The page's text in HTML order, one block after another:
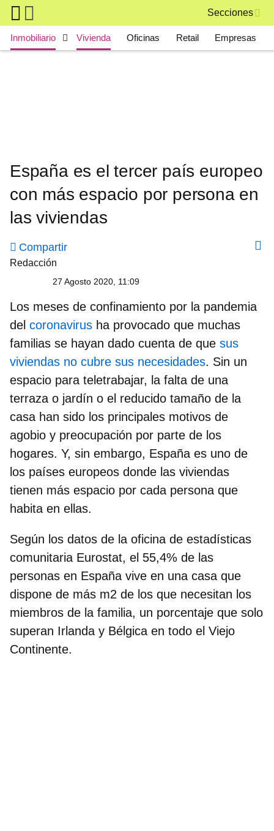
Skip to main content
Secciones
Main navigation
Inmobiliario Vivienda Oficinas Retail Empresas
España es el tercer país europeo
con más espacio por persona en
las viviendas
Compartir
Redacción
27 Agosto 2020, 11:09
Los meses de confinamiento por la pandemia
del coronavirus ha provocado que muchas
familias se hayan dado cuenta de que sus
viviendas no cubre sus necesidades. Sin un
espacio para teletrabajar, la falta de una
terraza o jardín o el reducido tamaño de la
casa han sido los principales motivos de
agobio y preocupación por parte de los
hogares. Y, sin embargo, España es uno de
los países europeos donde las viviendas
tienen más espacio por cada persona que
habita en ellas.
Según los datos de la oficina de estadísticas
comunitaria Eurostat, el 55,4% de las
personas en España vive en una casa que
dispone de más m2 de los que necesitan los
miembros de la familia, un porcentaje que solo
superan Irlanda y Bélgica en todo el Viejo
Continente.